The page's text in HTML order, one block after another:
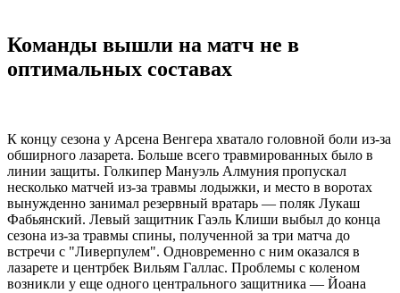
Команды вышли на матч не в
оптимальных составах
К концу сезона у Арсена Венгера хватало головной боли из-за
обширного лазарета. Больше всего травмированных было в
линии защиты. Голкипер Мануэль Алмуния пропускал
несколько матчей из-за травмы лодыжки, и место в воротах
вынужденно занимал резервный вратарь — поляк Лукаш
Фабьянский. Левый защитник Гаэль Клиши выбыл до конца
сезона из-за травмы спины, полученной за три матча до
встречи с "Ливерпулем". Одновременно с ним оказался в
лазарете и центрбек Вильям Галлас. Проблемы с коленом
возникли у еще одного центрального защитника — Йоана